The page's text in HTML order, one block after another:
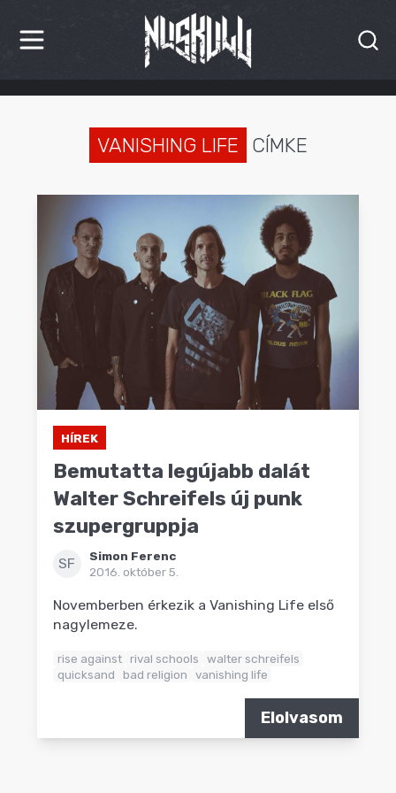
HÍREK
INTERJÚK
PREMIEREK
KULT
MÁSVILÁG
BLOG
VANISHING LIFE CÍMKE
HÍREK
Bemutatta legújabb dalát
Walter Schreifels új punk
szupergruppja
SF
Simon Ferenc
2016. október 5.
Novemberben érkezik a Vanishing Life első
nagylemeze.
rise against rival schools
walter schreifels
quicksand
bad religion vanishing life
Elolvasom